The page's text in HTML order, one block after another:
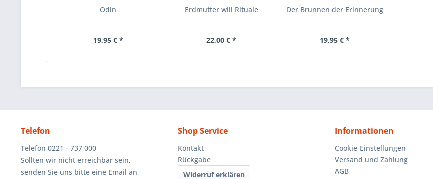
Odin
19,95 € *
Erdmutter will Rituale
22,00 € *
Der Brunnen der Erinnerung
19,95 € *
Telefon
Telefon 0221 - 737 000
Sollten wir nicht erreichbar sein,
senden Sie uns bitte eine Email an
Shop Service
Kontakt
Rückgabe
Widerruf erklären
Informationen
Cookie-Einstellungen
Versand und Zahlung
AGB